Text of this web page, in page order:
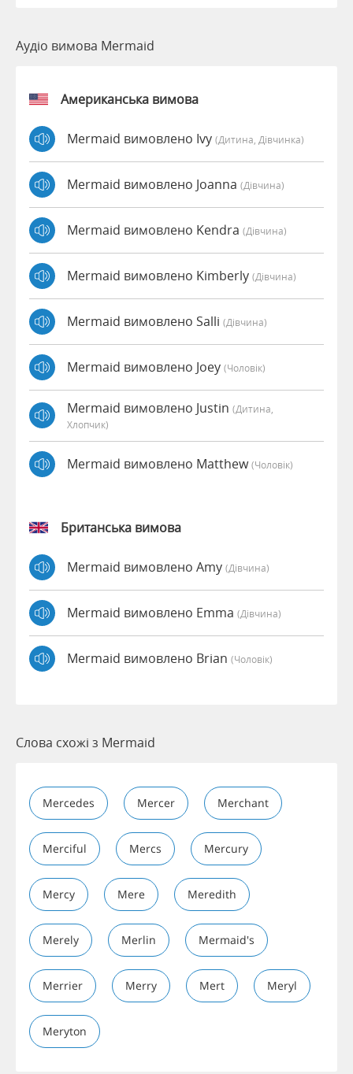
Аудіо вимова Mermaid
Американська вимова
Mermaid вимовлено Ivy (дитина, Дівчинка)
Mermaid вимовлено Joanna (дівчина)
Mermaid вимовлено Kendra (дівчина)
Mermaid вимовлено Kimberly (дівчина)
Mermaid вимовлено Salli (дівчина)
Mermaid вимовлено Joey (чоловік)
Mermaid вимовлено Justin (дитина,
Хлопчик)
Mermaid вимовлено Matthew(чоловік)
Британська вимова
Mermaid вимовлено Amy (дівчина)
Mermaid вимовлено Emma (дівчина)
Mermaid вимовлено Brian (чоловік)
Слова схожі з Mermaid
Mercedes Mercer Merchant
Merciful Mercs Mercury
Mercy Mere Meredith
Merely Merlin Mermaid's
Merrier Merry Mert Meryl
Meryton